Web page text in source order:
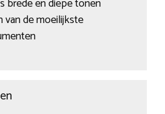
van de moeilijkste